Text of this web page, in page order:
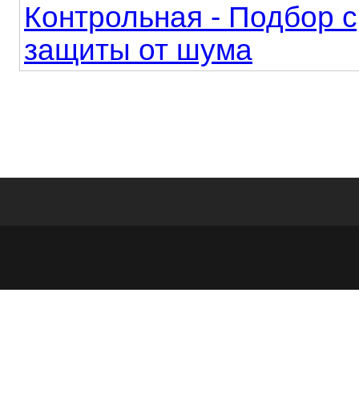
Контрольная - Подбор
защиты от шума